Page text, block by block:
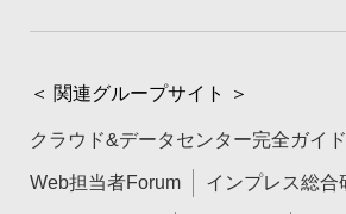
＜ 関連グループサイト ＞
クラウド&データセンター完全ガイド
Web担当者Forum インプレス総合